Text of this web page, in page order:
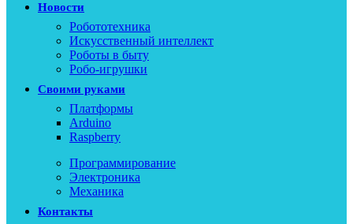
Новости
Робототехника
Искусственный интеллект
Роботы в быту
Робо-игрушки
Своими руками
Платформы
Arduino
Raspberry
Программирование
Электроника
Механика
Контакты